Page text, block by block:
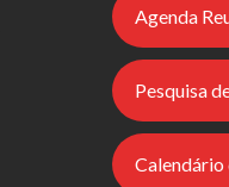
Agenda
Pesquisa
Calendário